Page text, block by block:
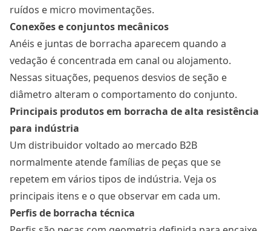
ruídos e micro movimentações.
Conexões e conjuntos mecânicos
Anéis e juntas de borracha aparecem quando a
vedação é concentrada em canal ou alojamento.
Nessas situações, pequenos desvios de seção e
diâmetro alteram o comportamento do conjunto.
Principais produtos em borracha de alta resistência
para indústria
Um distribuidor voltado ao mercado B2B
normalmente atende famílias de peças que se
repetem em vários tipos de indústria. Veja os
principais itens e o que observar em cada um.
Perfis de borracha técnica